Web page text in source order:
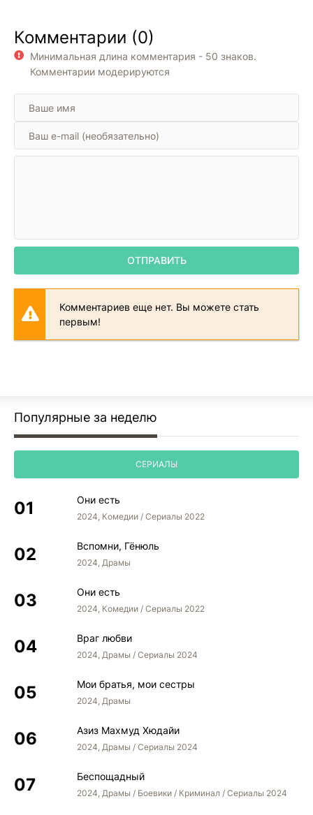
Комментарии (0)
Минимальная длина комментария - 50 знаков.
Комментарии модерируются
ОТПРАВИТЬ
Комментариев еще нет. Вы можете стать
первым!
Популярные за неделю
СЕРИАЛЫ
Они есть
2024, Комедии / Сериалы 2022
Вспомни, Гёнюль
2024, Драмы
Они есть
2024, Комедии / Сериалы 2022
Враг любви
2024, Драмы / Сериалы 2024
Мои братья, мои сестры
2024, Драмы
Азиз Махмуд Хюдайи
2024, Драмы / Сериалы 2024
Беспощадный
2024, Драмы / Боевики / Криминал / Сериалы 2024